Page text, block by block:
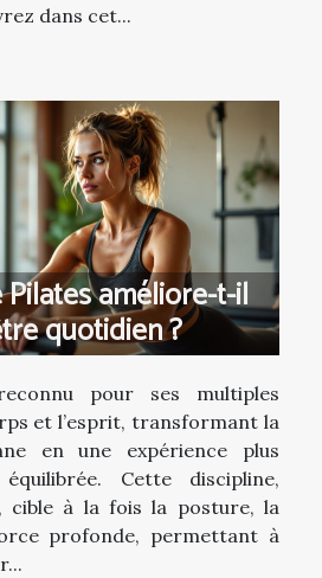
dans cet...
améliore-t-il
quotidien ?
pour ses multiples
et l’esprit, transformant la
en une expérience plus
Cette discipline,
cible à la fois la posture, la
profonde, permettant à